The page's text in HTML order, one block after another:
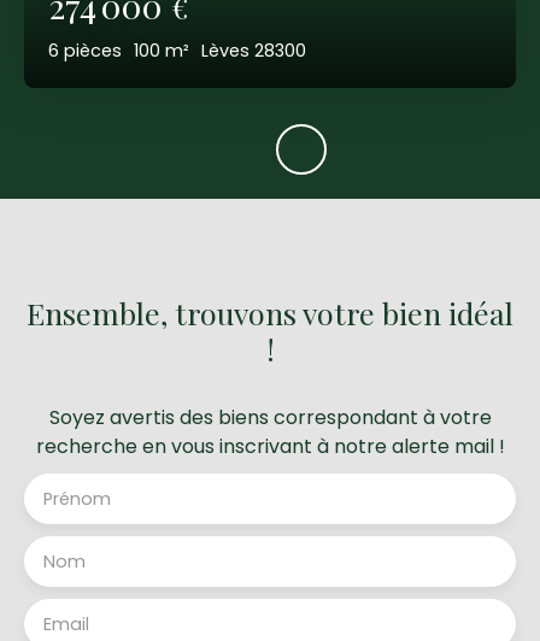
6 pièces 100 m² Lèves 28300
Ensemble, trouvons votre bien idéal
!
Soyez avertis des biens correspondant à votre
recherche en vous inscrivant à notre alerte mail !
Prénom
Nom
Email